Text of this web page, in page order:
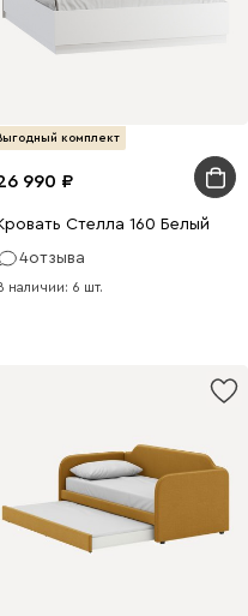
комплект
990
Стелла 160 Белый
4отзыва
наличии: 6 шт.